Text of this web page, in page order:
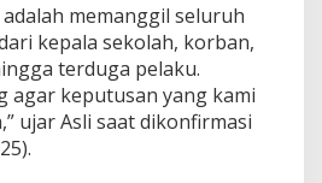
memanggil seluruh
kepala sekolah, korban,
terduga pelaku.
agar keputusan yang kami
ujar Asli saat dikonfirmasi